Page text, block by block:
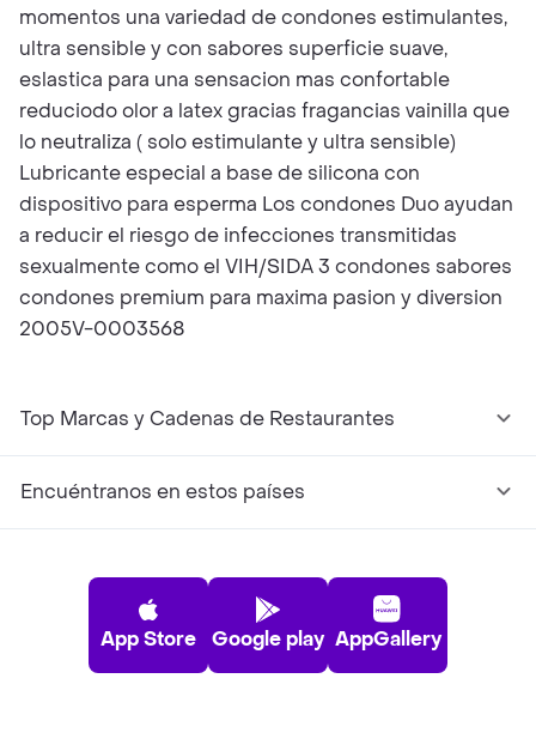
momentos una variedad de condones estimulantes,
ultra sensible y con sabores superficie suave,
eslastica para una sensacion mas confortable
reduciodo olor a latex gracias fragancias vainilla que
lo neutraliza ( solo estimulante y ultra sensible)
Lubricante especial a base de silicona con
dispositivo para esperma Los condones Duo ayudan
a reducir el riesgo de infecciones transmitidas
sexualmente como el VIH/SIDA 3 condones sabores
condones premium para maxima pasion y diversion
2005V-0003568
Top Marcas y Cadenas de Restaurantes
Encuéntranos en estos países
App Store Google play AppGallery